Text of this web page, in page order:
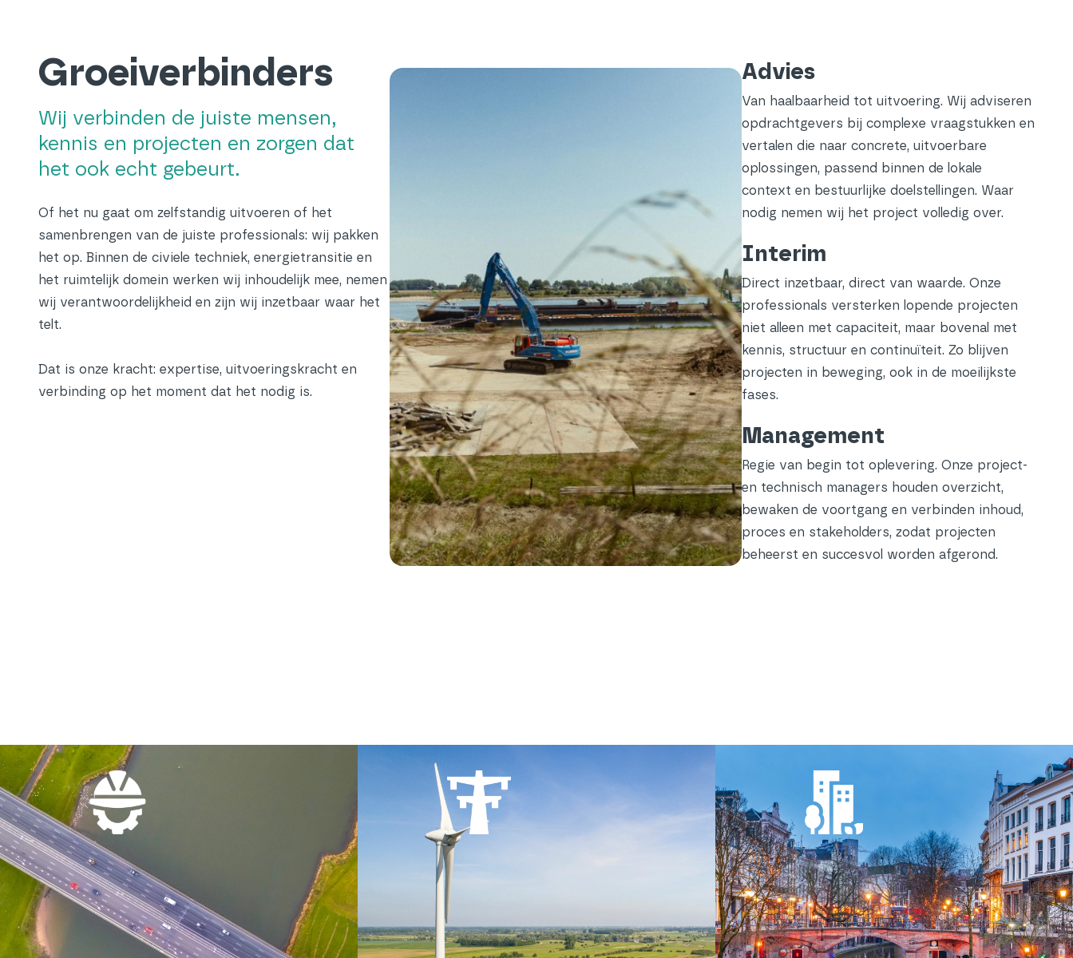
Groeiverbinders
Wij verbinden de juiste mensen,
kennis en projecten en zorgen dat
het ook echt gebeurt.
Of het nu gaat om zelfstandig uitvoeren of het
samenbrengen van de juiste professionals: wij pakken
het op. Binnen de civiele techniek, energietransitie en
het ruimtelijk domein werken wij inhoudelijk mee, nemen
wij verantwoordelijkheid en zijn wij inzetbaar waar het
telt.
Dat is onze kracht: expertise, uitvoeringskracht en
verbinding op het moment dat het nodig is.
Advies
Van haalbaarheid tot uitvoering. Wij adviseren
opdrachtgevers bij complexe vraagstukken en
vertalen die naar concrete, uitvoerbare
oplossingen, passend binnen de lokale
context en bestuurlijke doelstellingen. Waar
nodig nemen wij het project volledig over.
Interim
Direct inzetbaar, direct van waarde. Onze
professionals versterken lopende projecten
niet alleen met capaciteit, maar bovenal met
kennis, structuur en continuïteit. Zo blijven
projecten in beweging, ook in de moeilijkste
fases.
Management
Regie van begin tot oplevering. Onze project-
en technisch managers houden overzicht,
bewaken de voortgang en verbinden inhoud,
proces en stakeholders, zodat projecten
beheerst en succesvol worden afgerond.